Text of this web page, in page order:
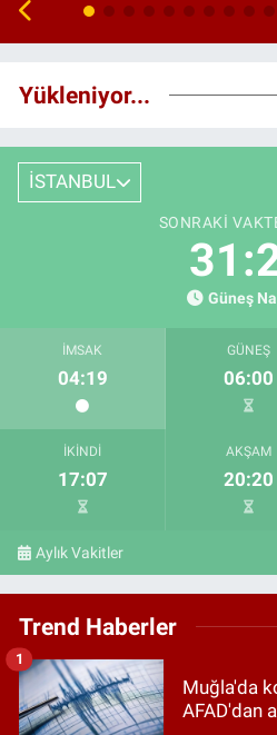
Yükleniyor...
İSTANBUL
SONRAKI
Güneş
İMSAK
04:19
GÜNEŞ
06:00
İKINDI
17:07
AKŞAM
20:20
Aylık Vakitler
Trend Haberler
Muğla'da
AFAD'dan
1